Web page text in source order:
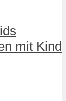
mit Kind